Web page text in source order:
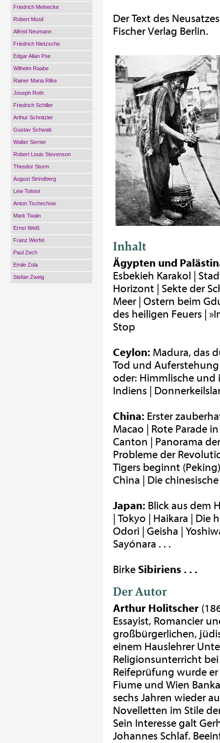
Friedrich Meinecke
Robert Musil
Alfred Neumann
Friedrich Nietzsche
Edgar Allan Poe
Wilhelm Raabe
Rainer Maria Rilke
Joseph Roth
Friedrich Schiller
Arthur Schnitzler
Gustav Schwab
Walter Serner
Robert Louis Stevenson
Theodor Storm
August Strindberg
Lew Tolstoi
Anton Tschechow
Mark Twain
Ernst Weiß
Franz Werfel
Paul Zech
Emile Zola
Stefan Zweig
Der Text des
Fischer Verlag Berlin.
Inhalt
Ägypten und
Esbekieh Karakol |
Horizont | Sekte der
Meer | Ostern beim
des heiligen Feuers |
Stop
Ceylon: Madura, das
Tod und
oder: Himmlische und
Indiens |
China: Erster
Macao | Rote Parade
Canton | Panorama
Probleme der
Tigers beginnt
China | Die
Japan: Blick aus dem
| Tokyo | Haikara |
Odori | Geisha |
Sayónara . . .
Birke Sibiriens . . .
Der Autor
Arthur Holitscher
Essayist, Romancier
großbürgerlichen,
einem Hauslehrer
Religionsunterricht
Reifeprüfung wurde
Fiume und Wien
sechs Jahren wieder
Novelletten im Stile
Sein Interesse galt
Johannes Schlaf.